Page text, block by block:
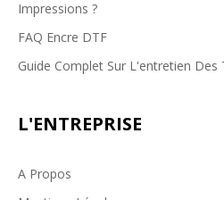
Impressions ?
FAQ Encre DTF
Guide Complet Sur L'entretien
L'ENTREPRISE
A Propos